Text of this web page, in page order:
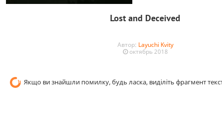
Lost and Deceived
Автор: Layuchi Kvity
октябрь 2018
Якщо ви знайшли помилку, будь ласка, виділіть фрагмент